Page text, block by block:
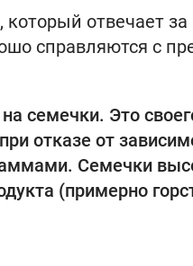
отвечает за
справляются с
семечки. Это
отказе от
Семечки
(примерно